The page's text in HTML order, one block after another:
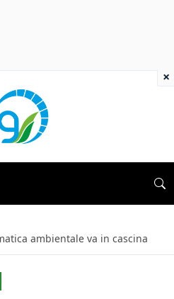
ambientale va in cascina
×